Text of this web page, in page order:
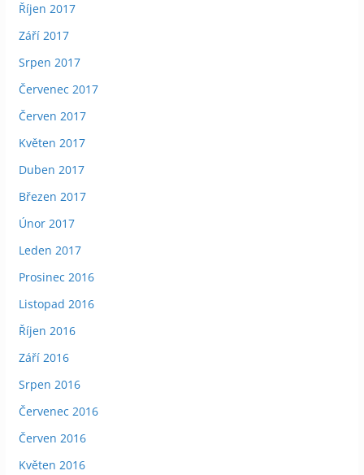
Říjen 2017
Září 2017
Srpen 2017
Červenec 2017
Červen 2017
Květen 2017
Duben 2017
Březen 2017
Únor 2017
Leden 2017
Prosinec 2016
Listopad 2016
Říjen 2016
Září 2016
Srpen 2016
Červenec 2016
Červen 2016
Květen 2016